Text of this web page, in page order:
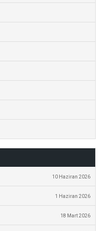
10 Haziran 2026
1 Haziran 2026
18 Mart 2026